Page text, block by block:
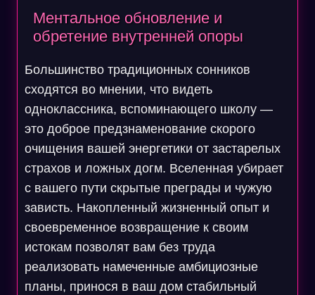
Ментальное обновление и
обретение внутренней опоры
Большинство традиционных сонников
сходятся во мнении, что видеть
одноклассника, вспоминающего школу —
это доброе предзнаменование скорого
очищения вашей энергетики от застарелых
страхов и ложных догм. Вселенная убирает
с вашего пути скрытые преграды и чужую
зависть. Накопленный жизненный опыт и
своевременное возвращение к своим
истокам позволят вам без труда
реализовать намеченные амбициозные
планы, принося в ваш дом стабильный